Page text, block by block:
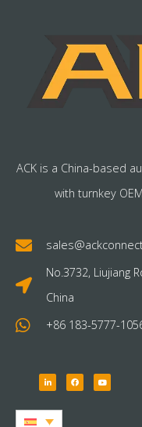
ACK is a China-based
with turnkey
No.3732, Liujiang
China
+86 183-5777-